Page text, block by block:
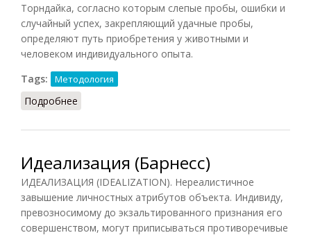
Торндайка, согласно которым слепые пробы, ошибки и
случайный успех, закрепляющий удачные пробы,
определяют путь приобретения у животными и
человеком индивидуального опыта.
Tags:
Методология
Подробнее
Идеализация (Барнесс)
ИДЕАЛИЗАЦИЯ (IDEALIZATION). Нереалистичное
завышение личностных атрибутов объекта. Индивиду,
превозносимому до экзальтированного признания его
совершенством, могут приписываться противоречивые